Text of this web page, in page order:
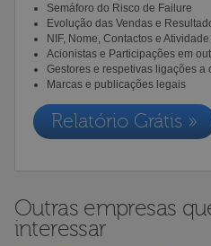
Semáforo do Risco de Failure
Evolução das Vendas e
NIF, Nome, Contactos e
Acionistas e Participações em
Gestores e respetivas ligações a
Marcas e publicações legais
Relatório Grátis »
Outras empresas
interessar